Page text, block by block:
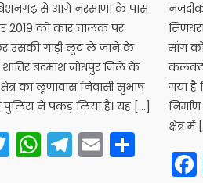
से आगे नरसाणा के पास
2019 को कार चालक पर
उसकी गाड़ी लूट ले जाने के
बदमाश जोधपुर जिले के
का लूणावास निवासी सुभाष
पुलिस ने पकड़ लिया है। यह […]
Twitter
WhatsApp
Telegram
Email
मांग
कलक्टर
गया है
क्षेत्र में